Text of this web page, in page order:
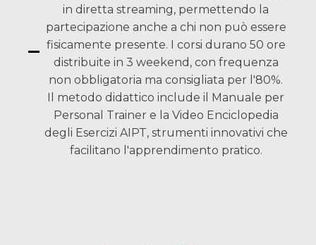
in diretta streaming, permettendo la
partecipazione anche a chi non può essere
fisicamente presente. I corsi durano 50 ore
distribuite in 3 weekend, con frequenza
non obbligatoria ma consigliata per l'80%.
Il metodo didattico include il Manuale per
Personal Trainer e la Video Enciclopedia
degli Esercizi AIPT, strumenti innovativi che
facilitano l'apprendimento pratico.